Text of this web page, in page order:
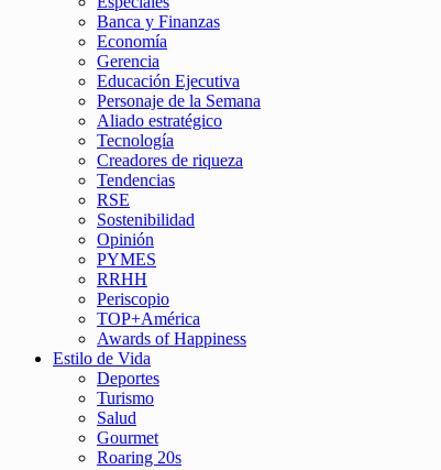
Banca y Finanzas
Economía
Gerencia
Educación Ejecutiva
Personaje de la Semana
Aliado estratégico
Tecnología
Creadores de riqueza
Tendencias
RSE
Sostenibilidad
Opinión
PYMES
RRHH
Periscopio
TOP+América
Awards of Happiness
Estilo de Vida
Deportes
Turismo
Salud
Gourmet
Roaring 20s